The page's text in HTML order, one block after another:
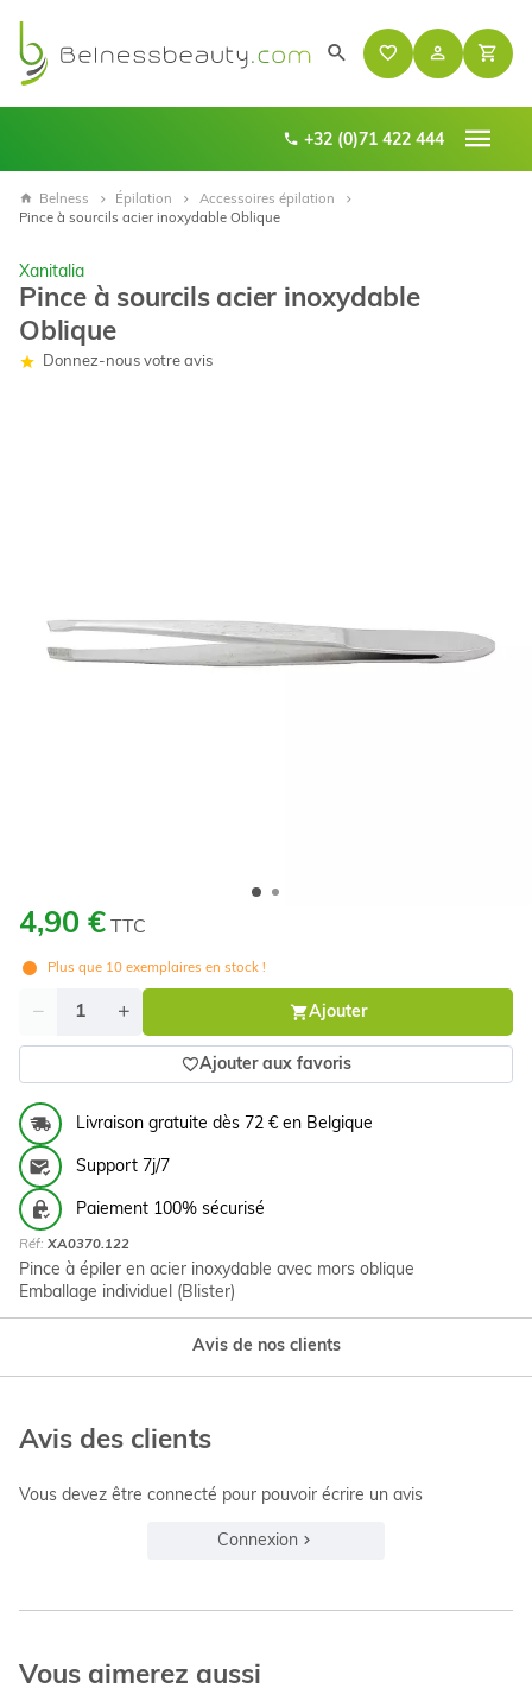
+32 (0)71 422 444
Belness Épilation
Accessoires épilation
Pince à sourcils acier inoxydable Oblique
Xanitalia
Pince à sourcils acier inoxydable
Oblique
Donnez-nous votre avis
4,90 € TTC
Plus que 10 exemplaires en stock !
Quantité Ajouter
Ajouter aux favoris
Livraison gratuite dès 72 € en Belgique
Support 7j/7
Paiement 100% sécurisé
Réf: XA0370.122
Pince à épiler en acier inoxydable avec mors oblique
Emballage individuel (Blister)
Avis de nos clients
Avis des clients
Vous devez être connecté pour pouvoir écrire un avis
Connexion
Vous aimerez aussi